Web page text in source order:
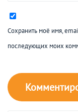
Сохранить моё имя,
последующих моих